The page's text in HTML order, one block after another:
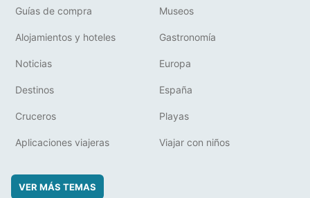
Guías de compra Museos
Alojamientos y hoteles Gastronomía
Noticias Europa
Destinos España
Cruceros Playas
Aplicaciones viajeras Viajar con niños
VER MÁS TEMAS